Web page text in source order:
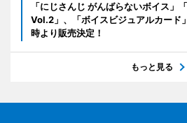
「にじさんじ がんばらないボイス」
Vol.2」、「ボイスビジュアルカー
時より販売決定！
もっと見る